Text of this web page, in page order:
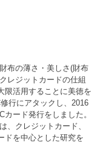
布の薄さ・美しさ(財布
レジットカードの仕組
限活用することに美徳を
行にアタックし、2016
ード発行をしました。
、クレジットカード、
ドを中心とした研究を